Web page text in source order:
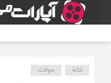
خانه حوادث